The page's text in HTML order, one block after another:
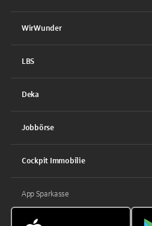
WirWunder
LBS
Deka
Jobbörse
Cockpit Immobilie
App Sparkasse